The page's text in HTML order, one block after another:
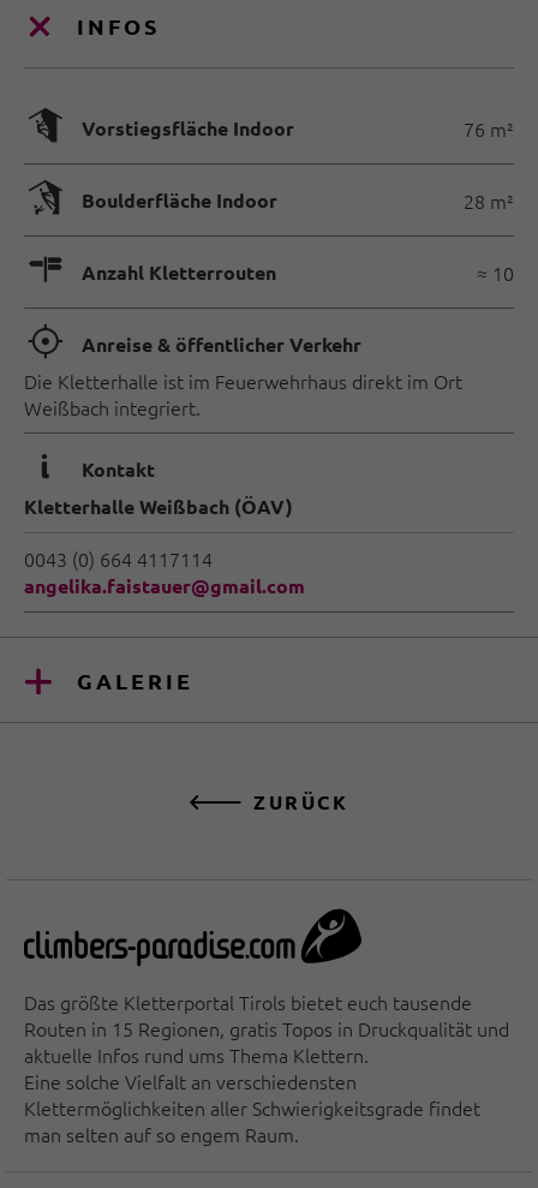
INFOS
🄰 Vorstiegsfläche Indoor 76 m²
🅗 Boulderfläche Indoor 28 m²
🍫 Anzahl Kletterrouten ≈ 10
🞞 Anreise & öffentlicher Verkehr
Die Kletterhalle ist im Feuerwehrhaus direkt im Ort
Weißbach integriert.
🜇
Kontakt
Kletterhalle Weißbach (ÖAV)
0043 (0) 664 4117114
angelika.faistauer@gmail.com
GALERIE
ZURÜCK
Das größte Kletterportal Tirols bietet euch tausende
Routen in 15 Regionen, gratis Topos in Druckqualität und
aktuelle Infos rund ums Thema Klettern.
Eine solche Vielfalt an verschiedensten
Klettermöglichkeiten aller Schwierigkeitsgrade findet
man selten auf so engem Raum.